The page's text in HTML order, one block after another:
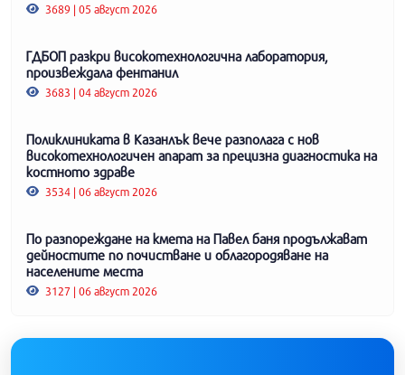
3689 | 05 август 2026
ГДБОП разкри високотехнологична лаборатория,
произвеждала фентанил
3683 | 04 август 2026
Поликлиниката в Казанлък вече разполага с нов
високотехнологичен апарат за прецизна диагностика на
костното здраве
3534 | 06 август 2026
По разпореждане на кмета на Павел баня продължават
дейностите по почистване и облагородяване на
населените места
3127 | 06 август 2026